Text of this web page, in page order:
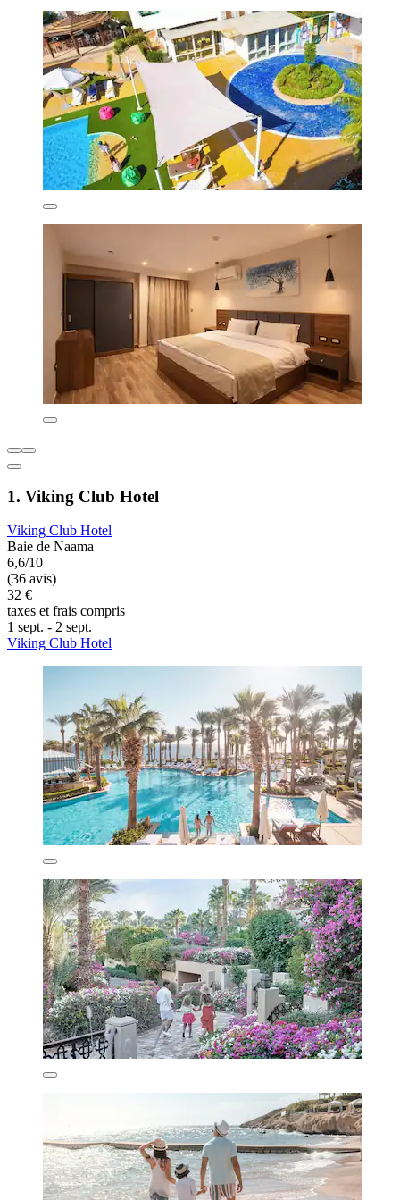
1. Viking Club Hotel
Viking Club Hotel
Baie de Naama
6,6/10
(36 avis)
32 €
taxes et frais compris
1 sept. - 2 sept.
Viking Club Hotel